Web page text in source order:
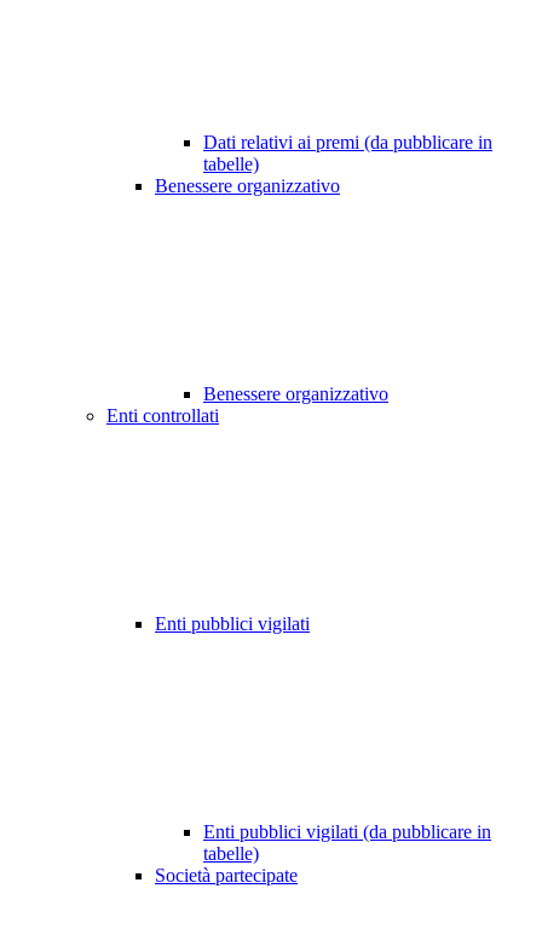
Dati relativi ai premi (da pubblicare in
tabelle)
Benessere organizzativo
Benessere organizzativo
Enti controllati
Enti pubblici vigilati
Enti pubblici vigilati (da pubblicare in
tabelle)
Società partecipate